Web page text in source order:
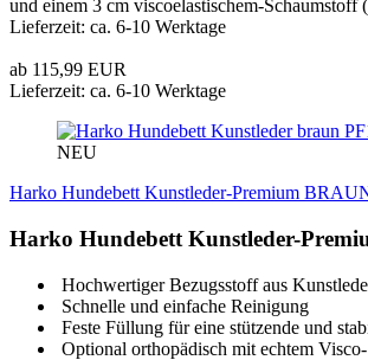
und einem 3 cm viscoelastischem-Schaumstoff
Lieferzeit: ca. 6-10 Werktage
ab 115,99 EUR
Lieferzeit: ca. 6-10 Werktage
NEU
Harko Hundebett Kunstleder-Premium
Harko Hundebett Kunstleder-
Hochwertiger Bezugsstoff aus
Schnelle und einfache Reinigung
Feste Füllung für eine stützende und
Optional orthopädisch mit echtem